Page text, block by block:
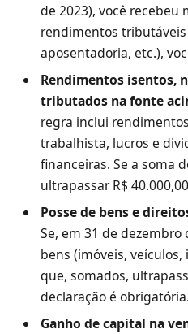
de 2023), você recebeu
rendimentos
aposentadoria, etc.),
Rendimentos isentos,
tributados na fonte
regra inclui
trabalhista, lucros e
financeiras. Se a soma
ultrapassar R$
Posse de bens e
Se, em 31 de dezembro
bens (imóveis,
que, somados,
declaração é obrigatória.
Ganho de capital na